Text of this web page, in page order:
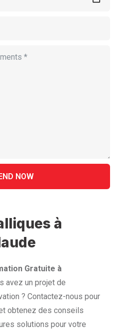
à
Gratuite à
avez un projet de
? Contactez-nous pour
obtenez des conseils
solutions pour votre